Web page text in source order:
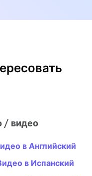
/ видео
в Английский
в Испанский